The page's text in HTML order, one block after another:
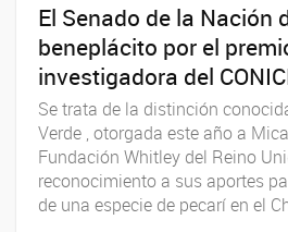
El Senado de la Nación
beneplácito por el
investigadora del
Se trata de la distinción
Verde , otorgada este año a
Fundación Whitley del Reino
reconocimiento a sus aportes
de una especie de pecarí en el